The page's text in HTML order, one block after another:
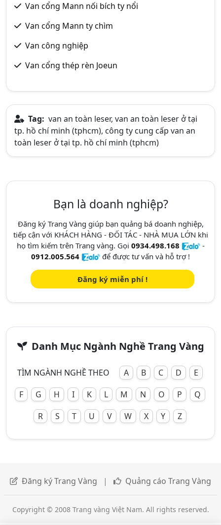
Van cổng Mann nối bích ty nổi
Van cổng Mann ty chìm
Van công nghiệp
Van cổng thép rèn Joeun
Tag: van an toàn leser, van an toàn leser ở tại
tp. hồ chí minh (tphcm), công ty cung cấp van an
toàn leser ở tại tp. hồ chí minh (tphcm)
Bạn là doanh nghiệp?
Đăng ký Trang Vàng giúp bạn quảng bá doanh nghiệp,
tiếp cận với KHÁCH HÀNG - ĐỐI TÁC - NHÀ MUA LỚN khi
họ tìm kiếm trên Trang vàng. Gọi 0934.498.168
-
0912.005.564
để được tư vấn và hỗ trợ !
Đăng ký miễn phí !
Danh Mục Ngành Nghề Trang Vàng
TÌM NGÀNH NGHỀ THEO A B C D
E
F
G H I K L M N O P
Q
R
S T U V W X Y Z
Đăng ký Trang Vàng | Quảng cáo Trang Vàng
Copyright © 2008 Trang vàng Việt Nam. All rights reserved.